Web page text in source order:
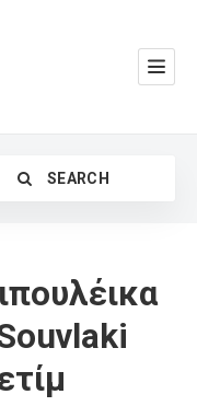
SEARCH